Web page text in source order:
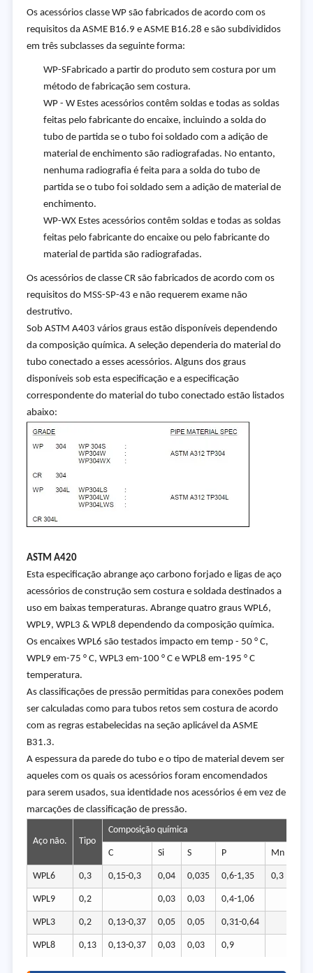
Os acessórios classe WP são fabricados de acordo com os
requisitos da ASME B16.9 e ASME B16.28 e são subdivididos
em três subclasses da seguinte forma:
WP-SFabricado a partir do produto sem costura por um
método de fabricação sem costura.
WP - W Estes acessórios contêm soldas e todas as soldas
feitas pelo fabricante do encaixe, incluindo a solda do
tubo de partida se o tubo foi soldado com a adição de
material de enchimento são radiografadas. No entanto,
nenhuma radiografia é feita para a solda do tubo de
partida se o tubo foi soldado sem a adição de material de
enchimento.
WP-WX Estes acessórios contêm soldas e todas as soldas
feitas pelo fabricante do encaixe ou pelo fabricante do
material de partida são radiografadas.
Os acessórios de classe CR são fabricados de acordo com os
requisitos do MSS-SP-43 e não requerem exame não
destrutivo.
Sob ASTM A403 vários graus estão disponíveis dependendo
da composição química. A seleção dependeria do material do
tubo conectado a esses acessórios. Alguns dos graus
disponíveis sob esta especificação e a especificação
correspondente do material do tubo conectado estão listados
abaixo:
ASTM A420
Esta especificação abrange aço carbono forjado e ligas de aço
acessórios de construção sem costura e soldada destinados a
uso em baixas temperaturas. Abrange quatro graus WPL6,
WPL9, WPL3 & WPL8 dependendo da composição química.
Os encaixes WPL6 são testados impacto em temp - 50 ° C,
WPL9 em-75 ° C, WPL3 em-100 ° C e WPL8 em-195 ° C
temperatura.
As classificações de pressão permitidas para conexões podem
ser calculadas como para tubos retos sem costura de acordo
com as regras estabelecidas na seção aplicável da ASME
B31.3.
A espessura da parede do tubo e o tipo de material devem ser
aqueles com os quais os acessórios foram encomendados
para serem usados, sua identidade nos acessórios é em vez de
marcações de classificação de pressão.
Aço não. Tipo
Composição química
C Si S P Mn
WPL6 0,3 0,15-0,3 0,04 0,035 0,6-1,35 0,3
WPL9 0,2 0,03 0,03 0,4-1,06
WPL3 0,2 0,13-0,37 0,05 0,05 0,31-0,64
WPL8 0,13 0,13-0,37 0,03 0,03 0,9